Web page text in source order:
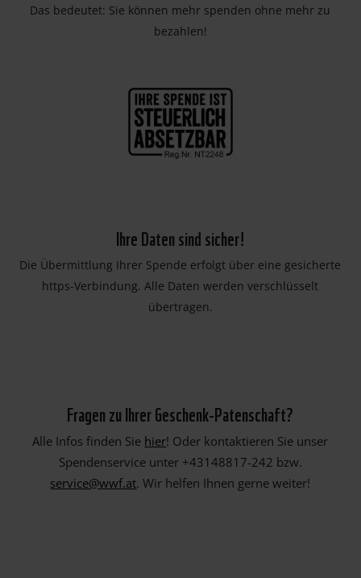
Das bedeutet: Sie können mehr spenden ohne mehr zu
bezahlen!
Ihre Daten sind sicher!
Die Übermittlung Ihrer Spende erfolgt über eine gesicherte
https-Verbindung. Alle Daten werden verschlüsselt
übertragen.
Fragen zu Ihrer Geschenk-Patenschaft?
Alle Infos finden Sie hier! Oder kontaktieren Sie unser
Spendenservice unter +43148817-242 bzw.
service@wwf.at. Wir helfen Ihnen gerne weiter!